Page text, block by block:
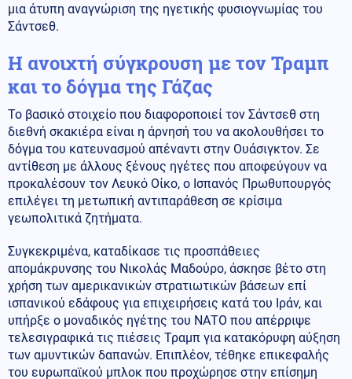
μια άτυπη αναγνώριση της ηγετικής φυσιογνωμίας του
Σάντσεθ.
Η ανοιχτή σύγκρουση με τον Τραμπ
και το δόγμα της Γάζας
Το βασικό στοιχείο που διαφοροποιεί τον Σάντσεθ στη
διεθνή σκακιέρα είναι η άρνησή του να ακολουθήσει το
δόγμα του κατευνασμού απέναντι στην Ουάσιγκτον. Σε
αντίθεση με άλλους ξένους ηγέτες που αποφεύγουν να
προκαλέσουν τον Λευκό Οίκο, ο Ισπανός Πρωθυπουργός
επιλέγει τη μετωπική αντιπαράθεση σε κρίσιμα
γεωπολιτικά ζητήματα.
Συγκεκριμένα, καταδίκασε τις προσπάθειες
απομάκρυνσης του Νικολάς Μαδούρο, άσκησε βέτο στη
χρήση των αμερικανικών στρατιωτικών βάσεων επί
ισπανικού εδάφους για επιχειρήσεις κατά του Ιράν, και
υπήρξε ο μοναδικός ηγέτης του ΝΑΤΟ που απέρριψε
τελεσιγραφικά τις πιέσεις Τραμπ για κατακόρυφη αύξηση
των αμυντικών δαπανών. Επιπλέον, τέθηκε επικεφαλής
του ευρωπαϊκού μπλοκ που προχώρησε στην επίσημη